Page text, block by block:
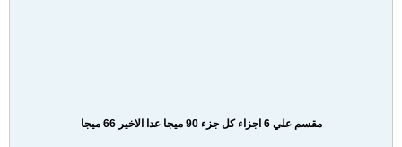
مقسم علي 6 اجزاء كل جزء 90 ميجا عدا الاخير 66 ميجا